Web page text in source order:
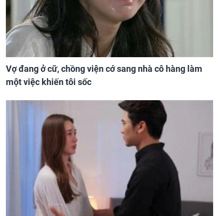
Vợ đang ở cữ, chồng viện cớ sang nhà cô hàng làm
một việc khiến tôi sốc